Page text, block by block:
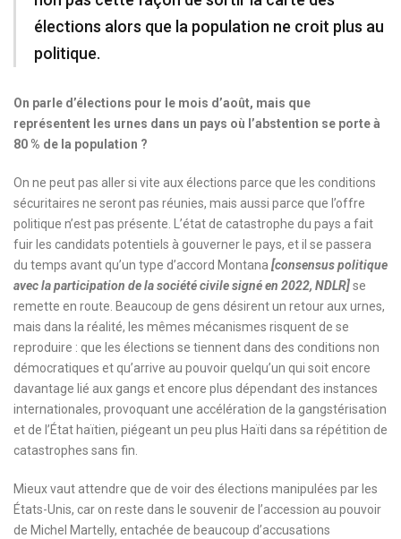
élections alors que la population ne croit plus au
politique.
On parle d’élections pour le mois d’août, mais que
représentent les urnes dans un pays où l’abstention se porte à
80 % de la population ?
On ne peut pas aller si vite aux élections parce que les conditions
sécuritaires ne seront pas réunies, mais aussi parce que l’offre
politique n’est pas présente. L’état de catastrophe du pays a fait
fuir les candidats potentiels à gouverner le pays, et il se passera
du temps avant qu’un type d’accord Montana [consensus politique
avec la participation de la société civile signé en 2022, NDLR]se
remette en route. Beaucoup de gens désirent un retour aux urnes,
mais dans la réalité, les mêmes mécanismes risquent de se
reproduire : que les élections se tiennent dans des conditions non
démocratiques et qu’arrive au pouvoir quelqu’un qui soit encore
davantage lié aux gangs et encore plus dépendant des instances
internationales, provoquant une accélération de la gangstérisation
et de l’État haïtien, piégeant un peu plus Haïti dans sa répétition de
catastrophes sans fin.
Mieux vaut attendre que de voir des élections manipulées par les
États-Unis, car on reste dans le souvenir de l’accession au pouvoir
de Michel Martelly, entachée de beaucoup d’accusations